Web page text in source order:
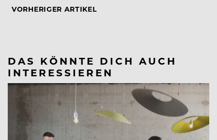
VORHERIGER ARTIKEL
DAS KÖNNTE DICH AUCH
INTERESSIEREN